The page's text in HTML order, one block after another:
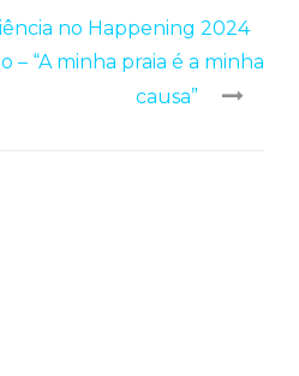
no Happening 2024
– “A minha praia é a minha
causa”